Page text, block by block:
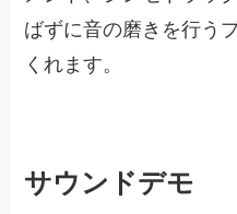
ばずに音の磨きを行う
くれます。
サウンドデモ